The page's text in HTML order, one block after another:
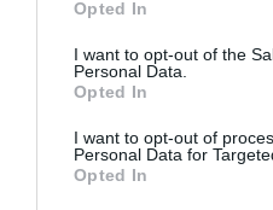
Opted In
I want to opt-out of the
Personal Data.
Opted In
I want to opt-out of
Personal Data for
Opted In
Soutenez Air